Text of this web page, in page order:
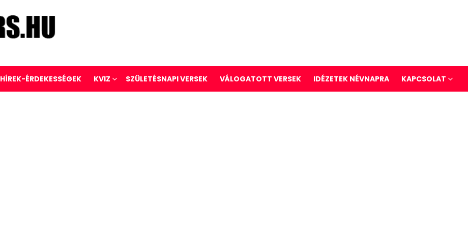
HÍREK-ÉRDEKESSÉGEK KVIZ SZÜLETÉSNAPI VERSEK VÁLOGATOTT VERSEK IDÉZETEK NÉVNAPRA KAPCSOLAT